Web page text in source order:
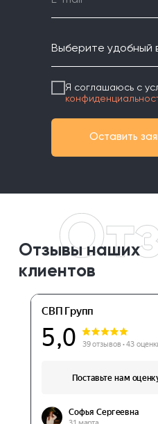
Я соглашаюсь с
Оставить
Отзывы наших
клиентов